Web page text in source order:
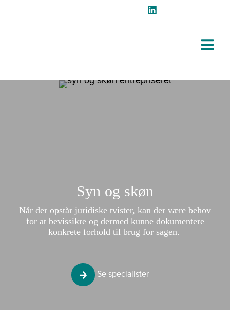
til
Syn og skøn
Når der opstår juridiske tvister, kan der være behov
for at bevissikre og dermed kunne dokumentere
konkrete forhold til brug for sagen.
Se specialister